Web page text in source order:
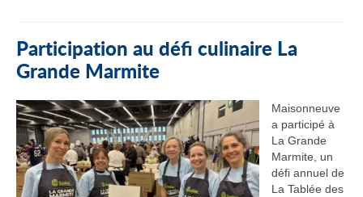
Participation au défi culinaire La
Grande Marmite
Maisonneuve
a participé à
La Grande
Marmite, un
défi annuel de
La Tablée des